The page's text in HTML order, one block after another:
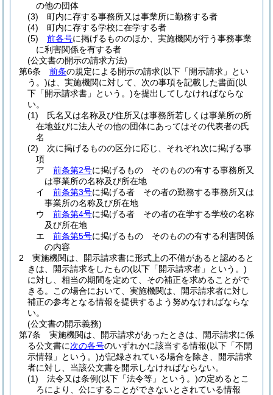
の他の団体
(3)
町内に存する事務所又は事業所に勤務する者
(4)
町内に存する学校に在学する者
(5)
前各号に掲げるもののほか、実施機関が行う事務事業
に利害関係を有する者
(公文書の開示の請求方法)
第6条
前条の規定による開示の請求(以下「開示請求」とい
う。)は、実施機関に対して、次の事項を記載した書面(以
下「開示請求書」という。)を提出してしなければならな
い。
(1)
氏名又は名称及び住所又は事務所若しくは事業所の所
在地並びに法人その他の団体にあってはその代表者の氏
名
(2)
次に掲げるものの区分に応じ、それぞれ次に掲げる事
項
ア
前条第2号に掲げるもの そのものの有する事務所又
は事業所の名称及び所在地
イ
前条第3号に掲げる者 その者の勤務する事務所又は
事業所の名称及び所在地
ウ
前条第4号に掲げる者 その者の在学する学校の名称
及び所在地
エ
前条第5号に掲げるもの そのものの有する利害関係
の内容
2
実施機関は、開示請求書に形式上の不備があると認めると
きは、開示請求をしたもの(以下「開示請求者」という。)
に対し、相当の期間を定めて、その補正を求めることがで
きる。
この場合において、実施機関は、開示請求者に対し
補正の参考となる情報を提供するよう努めなければならな
い。
(公文書の開示義務)
第7条
実施機関は、開示請求があったときは、開示請求に係
る公文書に次の各号のいずれかに該当する情報(以下「不開
示情報」という。)が記録されている場合を除き、開示請求
者に対し、当該公文書を開示しなければならない。
(1)
法令又は条例(以下「法令等」という。)の定めるとこ
ろにより、公にすることができないとされている情報